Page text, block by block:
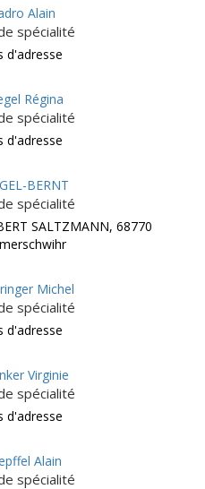
Alain
spécialité
d'adresse
Régina
spécialité
d'adresse
BERNT
spécialité
SALTZMANN, 68770
Michel
spécialité
d'adresse
Virginie
spécialité
d'adresse
Alain
spécialité